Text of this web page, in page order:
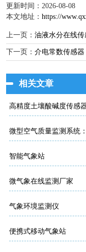
更新时间：2026-08-08
本文地址： https://
上一页： 油液水分在线传
下一页： 介电常数传感器
相关文章
智能气象站
微气象在线监测厂家
气象环境监测仪
便携式移动气象站